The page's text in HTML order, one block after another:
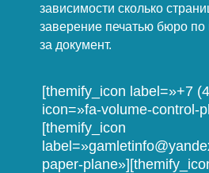
зависимости сколько
заверение печатью бюро по
за документ.
[themify_icon label=»+7
icon=»fa-volume-control-
[themify_icon
paper-